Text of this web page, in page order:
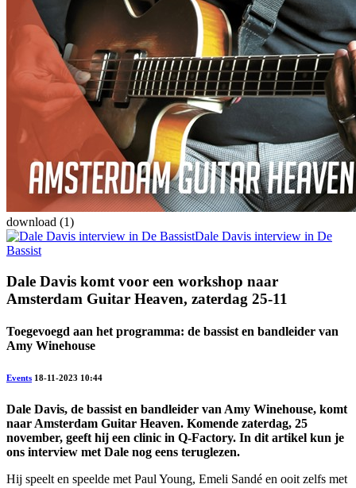
download (1)
Dale Davis interview in De
Bassist
Dale Davis komt voor een workshop naar
Amsterdam Guitar Heaven, zaterdag 25-11
Toegevoegd aan het programma: de bassist en bandleider van
Amy Winehouse
Events 18-11-2023 10:44
Dale Davis, de bassist en bandleider van Amy Winehouse, komt
naar Amsterdam Guitar Heaven. Komende zaterdag, 25
november, geeft hij een clinic in Q-Factory. In dit artikel kun je
ons interview met Dale nog eens teruglezen.
Hij speelt en speelde met Paul Young, Emeli Sandé en ooit zelfs met